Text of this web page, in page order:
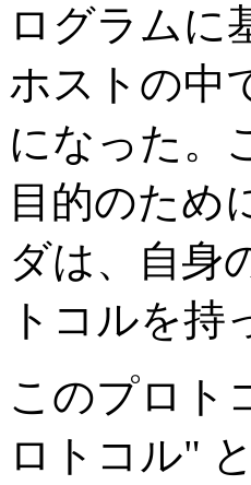
ログラムに
ホストの中
になった。
目的のため
ダは、自身
トコルを持
このプロト
ロトコル"